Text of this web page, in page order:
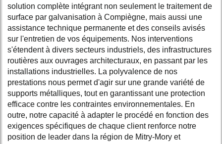
solution complète intégrant non seulement le traitement de
surface par galvanisation à Compiègne, mais aussi une
assistance technique permanente et des conseils avisés
sur l'entretien de vos équipements. Nos interventions
s'étendent à divers secteurs industriels, des infrastructures
routières aux ouvrages architecturaux, en passant par les
installations industrielles. La polyvalence de nos
prestations nous permet d'agir sur une grande variété de
supports métalliques, tout en garantissant une protection
efficace contre les contraintes environnementales. En
outre, notre capacité à adapter le procédé en fonction des
exigences spécifiques de chaque client renforce notre
position de leader dans la région de Mitry-Mory et